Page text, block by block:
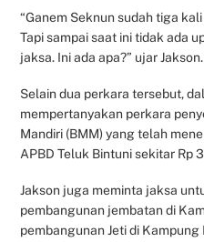
“Ganem Seknun sudah tiga
Tapi sampai saat ini tidak ada
jaksa. Ini ada apa?” ujar Jakson.
Selain dua perkara tersebut,
mempertanyakan perkara
Mandiri (BMM) yang telah
APBD Teluk Bintuni sekitar Rp
Jakson juga meminta jaksa
pembangunan jembatan di
pembangunan Jeti di